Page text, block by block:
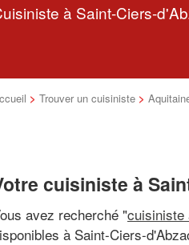
à Saint-Ciers-
> Trouver un cuisiniste >
cuisiniste à
avez recherché "cuisiniste
à Saint-Ciers-